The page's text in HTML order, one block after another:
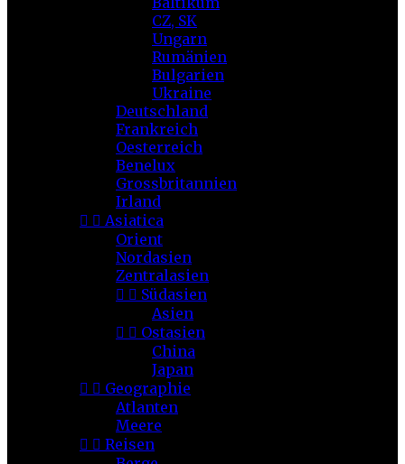
CZ, SK
Ungarn
Rumänien
Bulgarien
Ukraine
Deutschland
Frankreich
Oesterreich
Benelux
Grossbritannien
Irland
  Asiatica
Orient
Nordasien
Zentralasien
  Südasien
Asien
  Ostasien
China
Japan
  Geographie
Atlanten
Meere
  Reisen